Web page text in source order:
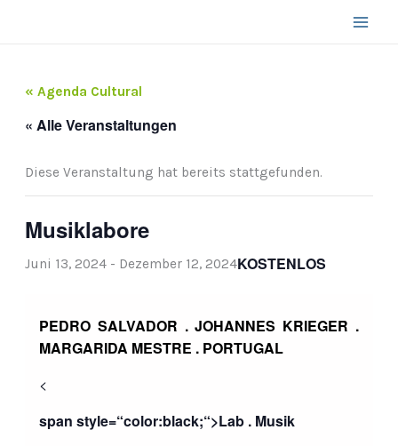
« Agenda Cultural
« Alle Veranstaltungen
Diese Veranstaltung hat bereits stattgefunden.
Musiklabore
Juni 13, 2024 - Dezember 12, 2024KOSTENLOS
PEDRO SALVADOR . JOHANNES KRIEGER .
MARGARIDA MESTRE . PORTUGAL
<
span style=“color:black;“>Lab . Musik